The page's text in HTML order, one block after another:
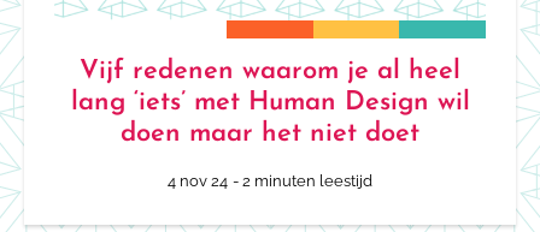
Vijf redenen waarom je al heel
lang ‘iets’ met Human Design wil
doen maar het niet doet
4 nov 24 - 2 minuten leestijd